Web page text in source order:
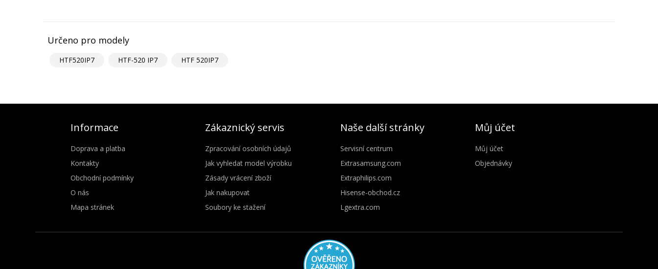
Určeno pro modely
HTF520IP7 HTF-520 IP7 HTF 520IP7
Informace
Doprava a platba
Kontakty
Obchodní podmínky
O nás
Mapa stránek
Zákaznický servis
Zpracování osobních údajů
Jak vyhledat model výrobku
Zásady vrácení zboží
Jak nakupovat
Soubory ke stažení
Naše další stránky
Servisní centrum
Extrasamsung.com
Extraphilips.com
Hisense-obchod.cz
Lgextra.com
Můj účet
Můj účet
Objednávky